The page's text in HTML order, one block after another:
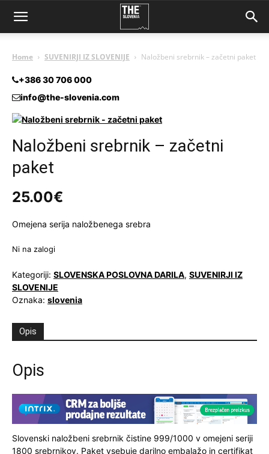
Home SUVENIRJI IZ SLOVENIJE Naložbeni srebrnik – začetni paket
+386 30 706 000
info@the-slovenia.com
Naložbeni srebrnik – začetni
paket
25.00€
Omejena serija naložbenega srebra
Ni na zalogi
Kategoriji: SLOVENSKA POSLOVNA DARILA, SUVENIRJI IZ
SLOVENIJE
Oznaka: slovenia
Opis
Opis
Slovenski naložbeni srebrnik čistine 999/1000 v omejeni seriji
1800 srebrnikov. Paket vsebuje darilno embalažo in certifikat